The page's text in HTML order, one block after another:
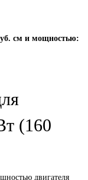
см и мощностью:
(160
двигателя